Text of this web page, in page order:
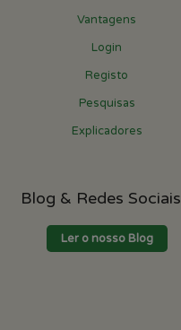
Vantagens
Login
Registo
Pesquisas
Explicadores
Blog & Redes Sociais
Ler o nosso Blog